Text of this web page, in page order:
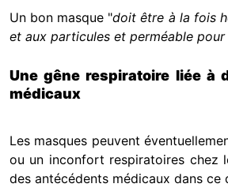
Un bon masque "doit être à la fois
et aux particules et perméable pour
Une gêne respiratoire liée à
médicaux
Les masques peuvent
ou un inconfort respiratoires chez
des antécédents médicaux dans ce